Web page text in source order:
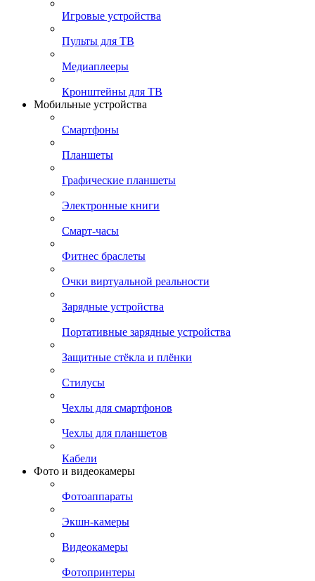
Игровые устройства
Пульты для ТВ
Медиаплееры
Кронштейны для ТВ
Мобильные устройства
Смартфоны
Планшеты
Графические планшеты
Электронные книги
Смарт-часы
Фитнес браслеты
Очки виртуальной реальности
Зарядные устройства
Портативные зарядные устройства
Защитные стёкла и плёнки
Стилусы
Чехлы для смартфонов
Чехлы для планшетов
Кабели
Фото и видеокамеры
Фотоаппараты
Экшн-камеры
Видеокамеры
Фотопринтеры